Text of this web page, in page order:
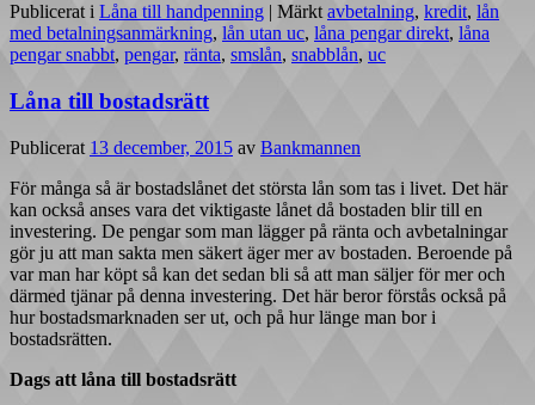
Publicerat i Låna till handpenning | Märkt avbetalning, kredit, lån
med betalningsanmärkning, lån utan uc, låna pengar direkt, låna
pengar snabbt, pengar, ränta, smslån, snabblån, uc
Låna till bostadsrätt
Publicerat 13 december, 2015 av Bankmannen
För många så är bostadslånet det största lån som tas i livet. Det här
kan också anses vara det viktigaste lånet då bostaden blir till en
investering. De pengar som man lägger på ränta och avbetalningar
gör ju att man sakta men säkert äger mer av bostaden. Beroende på
var man har köpt så kan det sedan bli så att man säljer för mer och
därmed tjänar på denna investering. Det här beror förstås också på
hur bostadsmarknaden ser ut, och på hur länge man bor i
bostadsrätten.
Dags att låna till bostadsrätt